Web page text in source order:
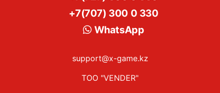
+7(707) 300 0 330
WhatsApp
support@x-game.kz
ТОО "VENDER"